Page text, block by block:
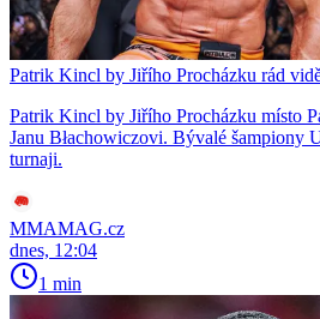
Patrik Kincl by Jiřího Procházku rád
Patrik Kincl by Jiřího Procházku místo
Janu Błachowiczovi. Bývalé šampiony
turnaji.
MMAMAG.cz
dnes, 12:04
1 min